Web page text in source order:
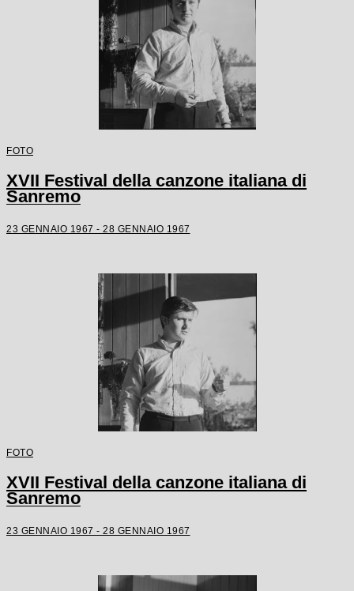
FOTO
XVII Festival della canzone italiana di
Sanremo
23 GENNAIO 1967 - 28 GENNAIO 1967
FOTO
XVII Festival della canzone italiana di
Sanremo
23 GENNAIO 1967 - 28 GENNAIO 1967